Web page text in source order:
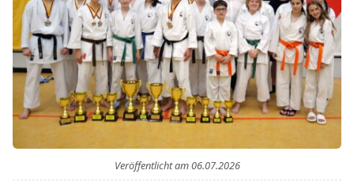
Veröffentlicht am06.07.2026